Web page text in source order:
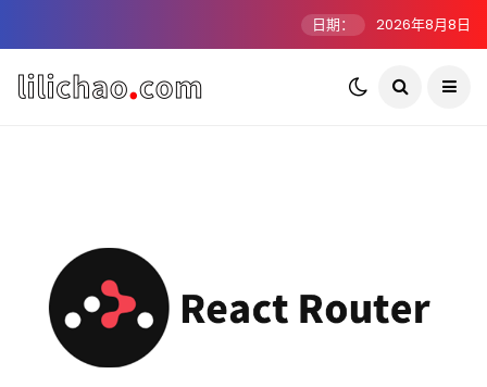
日期： 2026年8月8日